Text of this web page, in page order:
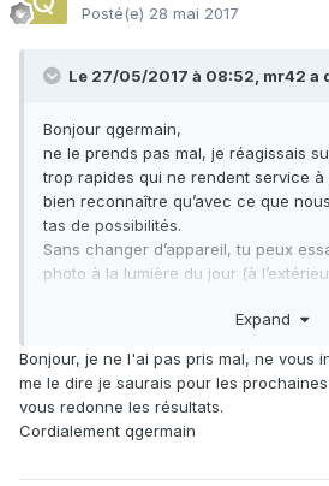
Posté(e) 28 mai 2017
Le 27/05/2017 à 08:52, mr42 a
Bonjour qgermain,
ne le prends pas mal, je réagissais
trop rapides qui ne rendent service
bien reconnaître qu’avec ce que
tas de possibilités.
Sans changer d’appareil, tu peux
photo à la lumière du jour (à
Sans faire un calcul de densité, est-
donnera une première indication.
Expand
Bonjour, je ne l'ai pas pris mal, ne vous
me le dire je saurais pour les
vous redonne les résultats.
Cordialement qgermain